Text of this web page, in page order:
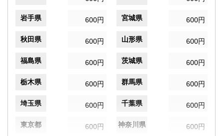
岩手県 600円 宮城県 600円
秋田県 600円 山形県 600円
福島県 600円 茨城県 600円
栃木県 600円 群馬県 600円
埼玉県 600円 千葉県 600円
東京都 600円 神奈川県 600円